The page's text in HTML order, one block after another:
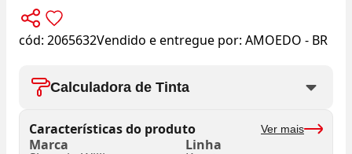
cód: 2065632Vendido e entregue por: AMOEDO - BR
Calculadora de Tinta
Características do produto Ver mais
Marca Linha